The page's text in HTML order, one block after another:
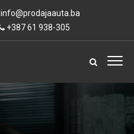
info@prodajaauta.ba
+387 61 938-305